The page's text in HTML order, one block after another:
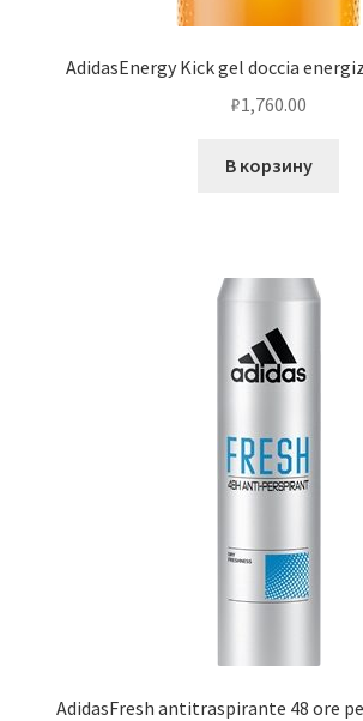
AdidasEnergy Kick gel doccia
₽1,760.00
В корзину
AdidasFresh antitraspirante 48 ore